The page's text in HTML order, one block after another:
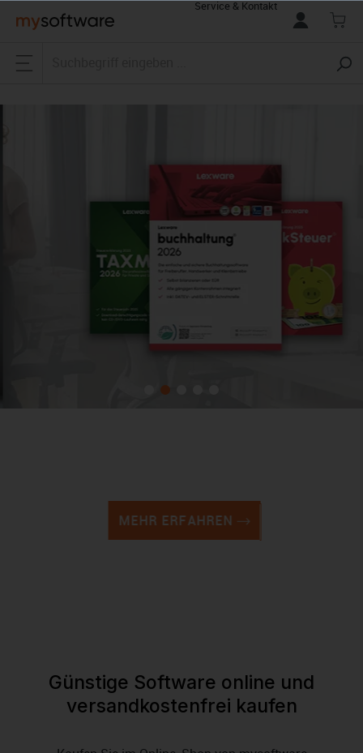
springen
Service & Kontakt
MEHR ERFAHREN
Günstige Software online und
versandkostenfrei kaufen